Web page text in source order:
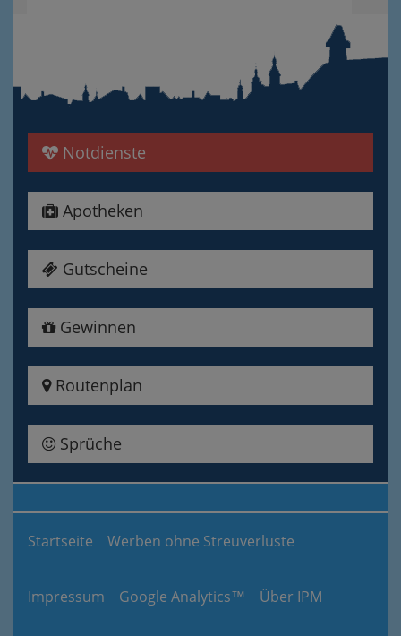
Notdienste
Apotheken
Gutscheine
Gewinnen
Routenplan
Sprüche
Startseite Werben ohne Streuverluste
Impressum Google Analytics™ Über IPM